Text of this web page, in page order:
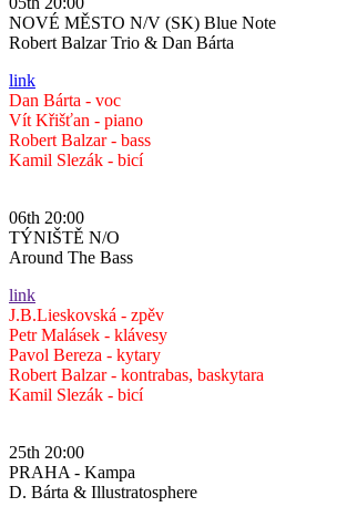
NOVÉ MĚSTO N/V (SK) Blue Note
Robert Balzar Trio & Dan Bárta
link
Dan Bárta - voc
Vít Křišťan - piano
Robert Balzar - bass
Kamil Slezák - bicí
06th 20:00
TÝNIŠTĚ N/O
Around The Bass
link
J.B.Lieskovská - zpěv
Petr Malásek - klávesy
Pavol Bereza - kytary
Robert Balzar - kontrabas, baskytara
Kamil Slezák - bicí
25th 20:00
PRAHA - Kampa
D. Bárta & Illustratosphere